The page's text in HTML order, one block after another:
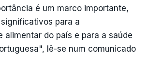
é um marco importante,
para a
alimentar do país e para a saúde
lê-se num comunicado